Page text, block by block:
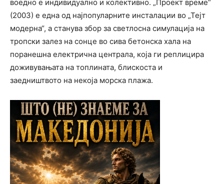
воедно е индивидуално и колективно. „Проект време“
(2003) е една од најпопуларните инсталации во „Тејт
модерна“, а станува збор за светлосна симулација на
тропски залез на сонце во сива бетонска хала на
поранешна електрична централа, која ги реплицира
доживувањата на топлината, блискоста и
заедништвото на некоја морска плажа.